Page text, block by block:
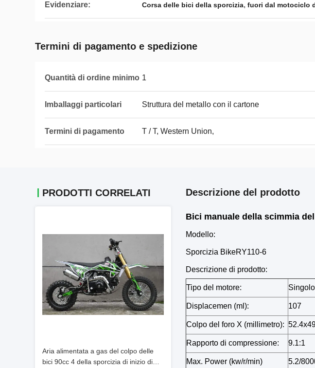
Evidenziare: Corsa delle bici della sporcizia, fuori dal motociclo
Termini di pagamento e spedizione
Quantità di ordine minimo 1
Imballaggi particolari Struttura del metallo con il cartone
Termini di pagamento T / T, Western Union,
PRODOTTI CORRELATI
Aria alimentata a gas del colpo delle
bici 90cc 4 della sporcizia di inizio di
Descrizione del prodotto
Bici manuale della scimmia
Modello:
Sporcizia BikeRY110-6
Descrizione di prodotto:
Tipo del motore:
Displacemen (ml): 107
Colpo del foro X (millimetro):
Rapporto di compressione: 9.1:1
Max. Power (kw/r/min) 5.2/